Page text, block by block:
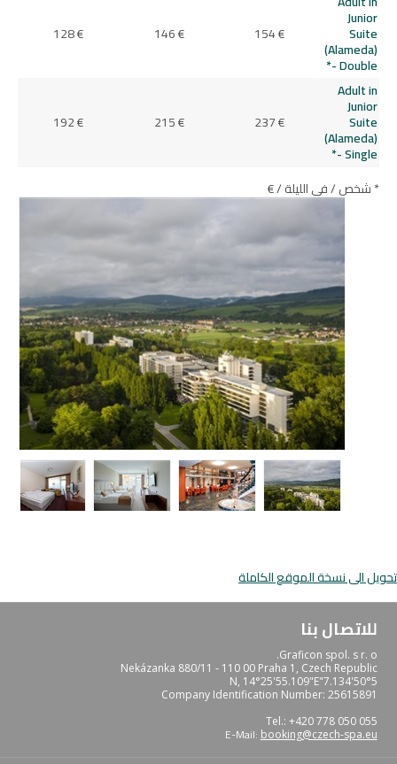
Junior
Suite
(Alameda)
- Double*
154 €
146 €
128 €
Adult in
Junior
Suite
(Alameda)
- Single*
237 €
215 €
192 €
* شخص / في الليلة / €
تحويل الى نسخة الموقع الكاملة
للاتصال بنا
Graficon spol. s r. o.
Nekázanka 880/11 - 110 00 Praha 1, Czech Republic
50°5'7.134"N, 14°25'55.109"E
Company Identification Number: 25615891
Tel.: +420 778 050 055
E-Mail:booking@czech-spa.eu